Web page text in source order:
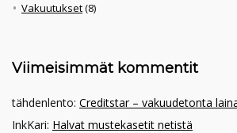
Vakuutukset(8)
Viimeisimmät kommentit
tähdenlento: Creditstar – vakuudetonta
InkKari: Halvat mustekasetit netistä